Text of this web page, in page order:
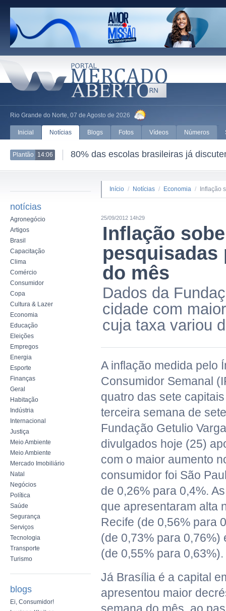
Rio Grande do Norte, 07 de Agosto de 2026
Inicial Notícias Blogs Fotos Vídeos Números
Plantão 14:06 80% das escolas brasileiras já
notícias
Agronegócio
Artigos
Brasil
Capacitação
Clima
Comércio
Consumidor
Copa
Cultura & Lazer
Economia
Educação
Eleições
Empregos
Energia
Esporte
Finanças
Geral
Habitação
Indústria
Internacional
Justiça
Meio Ambiente
Meio Ambiente
Mercado Imobiliário
Natal
Negócios
Política
Saúde
Segurança
Serviços
Tecnologia
Transporte
Turismo
blogs
Ei, Consumidor!
Início / Notícias / Economia / Inflação
25/09/2012 14h29
Inflação
pesquisadas
do mês
Dados da
cidade com
cuja taxa variou
A inflação medida pelo
Consumidor Semanal
quatro das sete
terceira semana de
Fundação Getulio
divulgados hoje (25)
com o maior aumento
consumidor foi São
de 0,26% para 0,4%.
que apresentaram alta
Recife (de 0,56% para
(de 0,73% para 0,76%)
(de 0,55% para 0,63%).
Já Brasília é a capital
apresentou maior